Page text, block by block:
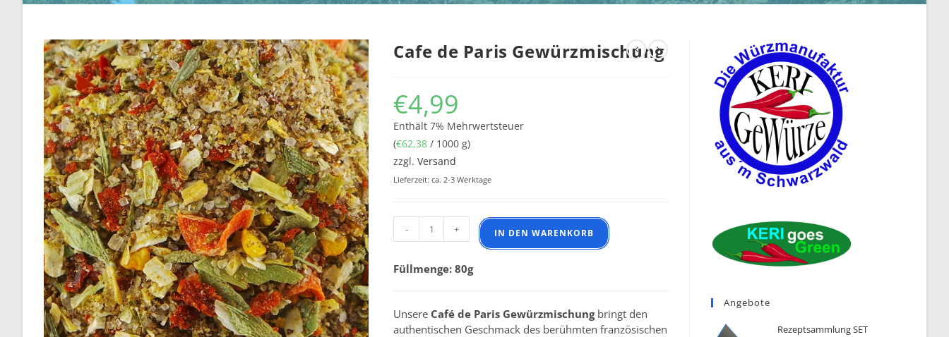
Cafe de Paris Gewürzmischung
€4,99
Enthält 7% Mehrwertsteuer
(€62,38 / 1000 g)
zzgl.Versand
Lieferzeit: ca. 2-3 Werktage
Cafe de Paris Gewürzmischung Menge
- + IN DEN WARENKORB
Füllmenge: 80g
Unsere Café de Paris Gewürzmischungbringt den
authentischen Geschmack des berühmten französischen
Angebote
Rezeptsammlung SET